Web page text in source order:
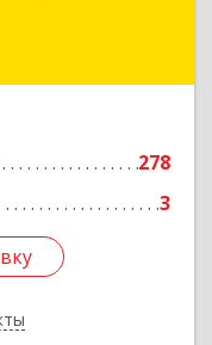
278
3
Подробнее